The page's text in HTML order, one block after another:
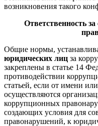
возникновения такого
Ответственность
Общие нормы,
юридических лиц за
закреплены в статье 14
противодействии
статьей, если от имени
осуществляются
коррупционных
создающих условия для
правонарушений, к